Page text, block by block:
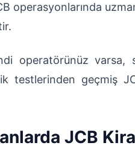
operasyonlarında
operatörünüz varsa,
testlerinden geçmiş
JCB